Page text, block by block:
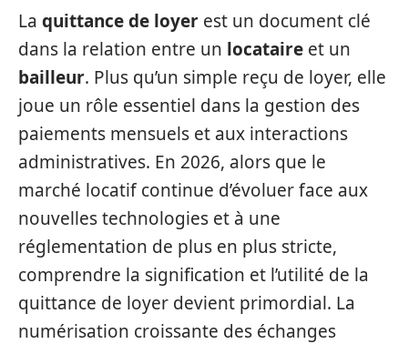
La quittance de loyer est un document clé
dans la relation entre un locataire et un
bailleur. Plus qu’un simple reçu de loyer, elle
joue un rôle essentiel dans la gestion des
paiements mensuels et aux interactions
administratives. En 2026, alors que le
marché locatif continue d’évoluer face aux
nouvelles technologies et à une
réglementation de plus en plus stricte,
comprendre la signification et l’utilité de la
quittance de loyer devient primordial. La
numérisation croissante des échanges